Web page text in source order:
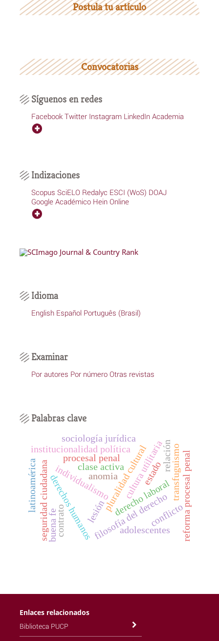
Postula tu artículo
Convocatorias
Síguenos en redes
Facebook Twitter Instagram LinkedIn Academia
Indizaciones
Scopus SciELO Redalyc ESCI (WoS) DOAJ
Google Académico Hein Online
Idioma
English Español Português (Brasil)
Examinar
Por autores Por número Otras revistas
Palabras clave
derecho laboral
derechos humanos
individualismopluralidad cultural
filosofía del derecho
transfuguismo
anomia
institucionalidad políticacultura utilitaria
seguridad ciudadana reforma procesal penal
latinoamérica procesal penal
sociología jurídica
conflicto
estado
adolescentes
clase activa
lesión
contrato
buena fe
relación
Enlaces relacionados
Biblioteca PUCP